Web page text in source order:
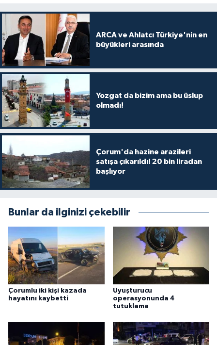
ARCA ve Ahlatcı Türkiye'nin en
büyükleri arasında
Yozgat da bizim ama bu üslup
olmadı!
Çorum'da hazine arazileri
satışa çıkarıldı! 20 bin liradan
başlıyor
Bunlar da ilginizi çekebilir
Çorumlu iki kişi kazada
hayatını kaybetti
Uyuşturucu
operasyonunda 4
tutuklama